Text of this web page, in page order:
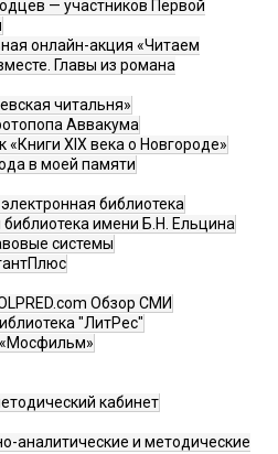
— участников Первой
онлайн-акция «Читаем
Главы из романа
читальня»
Аввакума
«Книги XIX века о Новгороде»
в моей памяти
библиотека
библиотека имени Б.Н. Ельцина
системы
Обзор СМИ
"ЛитРес"
кабинет
аналитические и методические